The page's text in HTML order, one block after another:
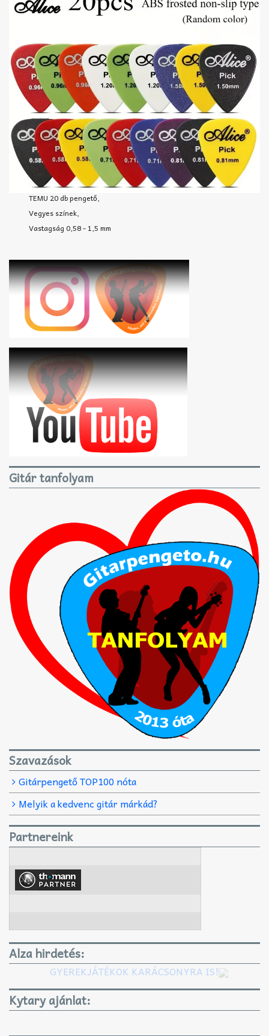
TEMU 20 db pengető,
Vegyes színek,
Vastagság 0,58 - 1,5 mm
Gitár tanfolyam
Szavazások
Gitárpengető TOP100 nóta
Melyik a kedvenc gitár márkád?
Partnereink
Alza hirdetés:
GYEREKJÁTÉKOK KARÁCSONYRA IS!
Kytary ajánlat: